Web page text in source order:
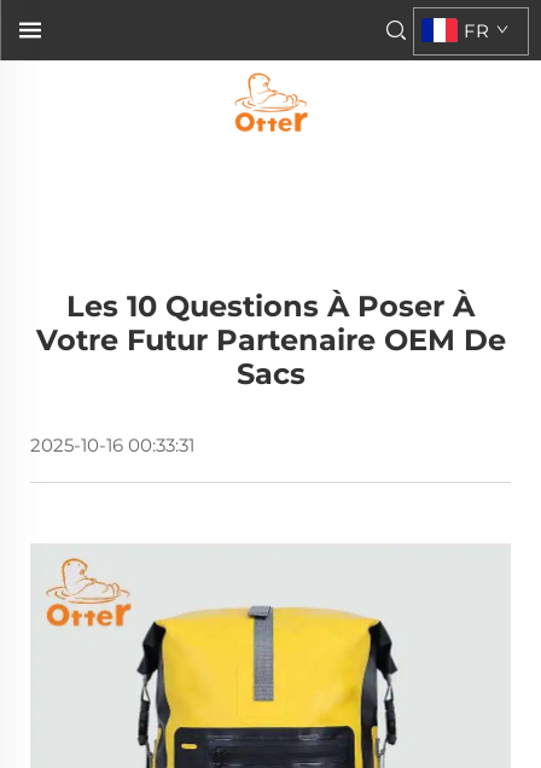
FR
Les 10 Questions À Poser À
Votre Futur Partenaire OEM De
Sacs
2025-10-16 00:33:31